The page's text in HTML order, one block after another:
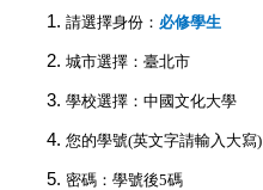
請選擇身份： 必修學生
城市選擇：臺北市
學校選擇：中國文化大學
您的學號(英文字請輸入大寫)
密碼：學號後5碼